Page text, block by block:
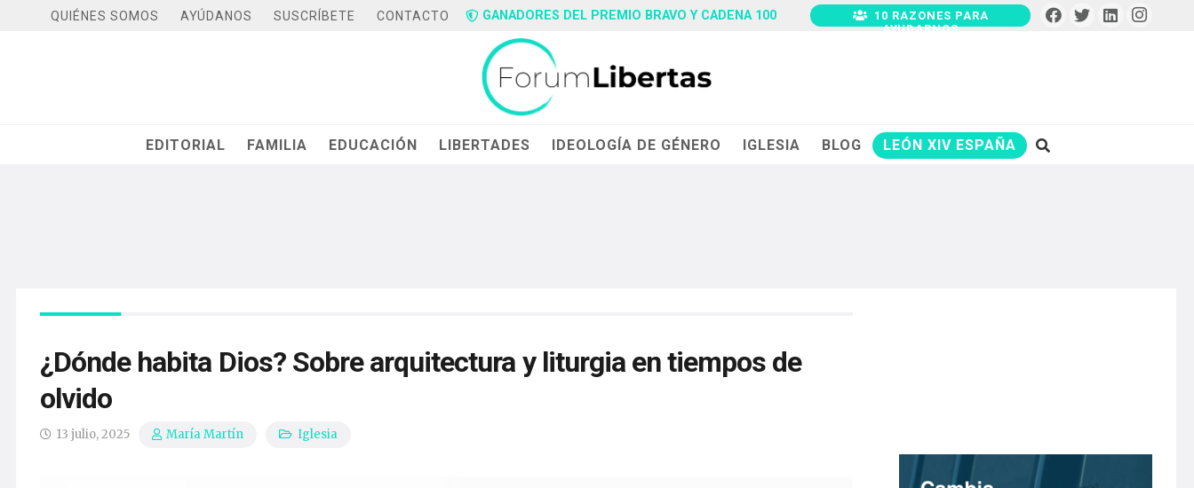
QUIÉNES SOMOS AYÚDANOS SUSCRÍBETE CONTACTO GANADORES DEL PREMIO BRAVO Y CADENA 100
10 RAZONES PARA
AYUDARNOS
EDITORIAL FAMILIA EDUCACIÓN LIBERTADES IDEOLOGÍA DE GÉNERO IGLESIA BLOG LEÓN XIV ESPAÑA
¿Dónde habita Dios? Sobre arquitectura y liturgia en tiempos de
olvido
13 julio, 2025 María Martín Iglesia